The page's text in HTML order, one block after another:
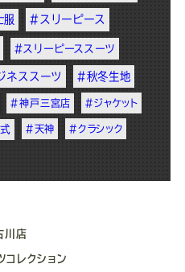
服 #スリーピース
#スリーピーススーツ
ネススーツ #秋冬生地
#神戸三宮店 #ジャケット
#天神 #クラシック
川店
コレクション